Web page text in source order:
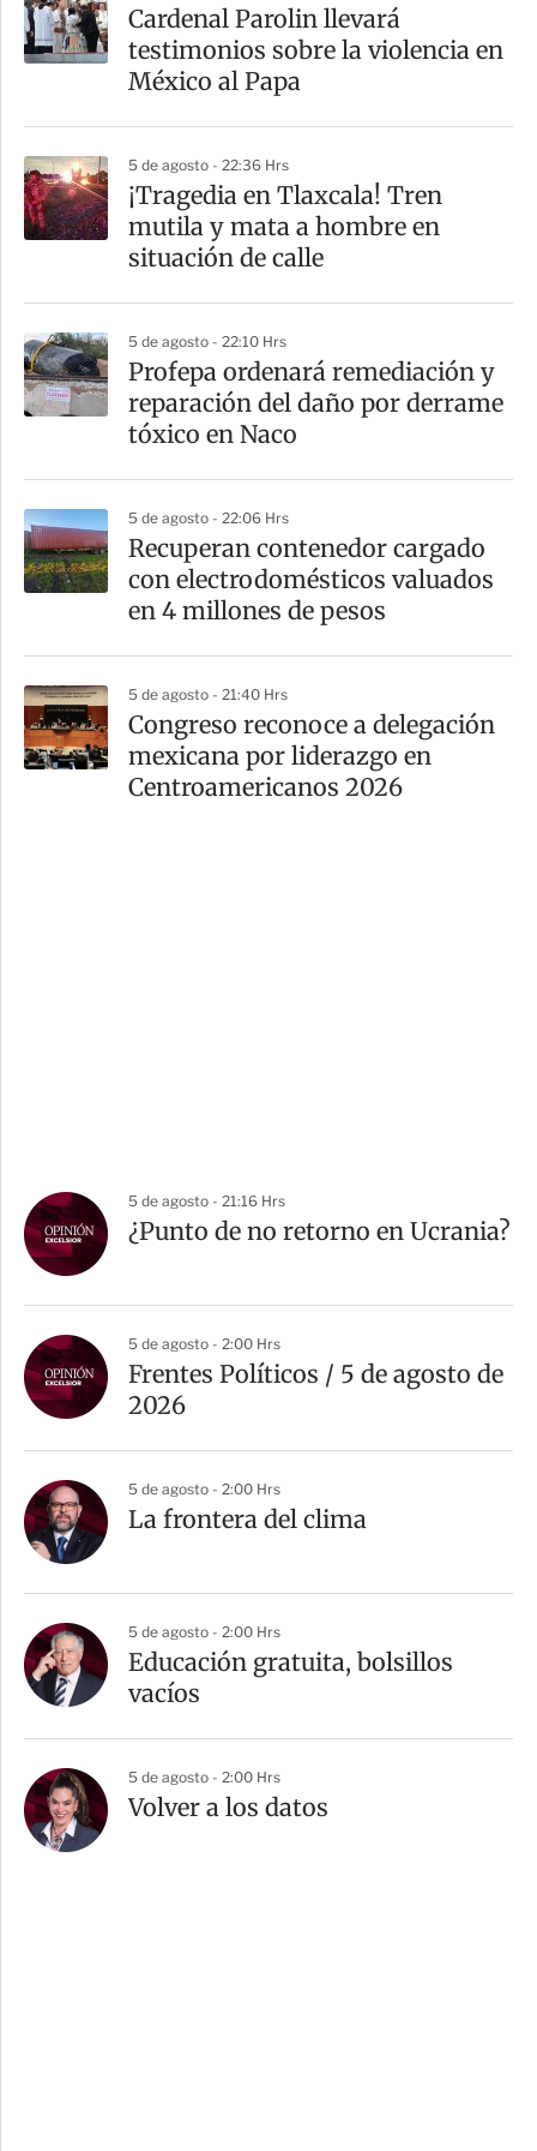
r
t
Cardenal Parolin llevará
testimonios sobre la violencia en
México al Papa
5 de agosto - 22:36 Hrs
¡Tragedia en Tlaxcala! Tren
mutila y mata a hombre en
situación de calle
5 de agosto - 22:10 Hrs
Profepa ordenará remediación y
reparación del daño por derrame
tóxico en Naco
5 de agosto - 22:06 Hrs
Recuperan contenedor cargado
con electrodomésticos valuados
en 4 millones de pesos
5 de agosto - 21:40 Hrs
Congreso reconoce a delegación
mexicana por liderazgo en
Centroamericanos 2026
5 de agosto - 21:16 Hrs
¿Punto de no retorno en Ucrania?
5 de agosto - 2:00 Hrs
Frentes Políticos / 5 de agosto de
2026
5 de agosto - 2:00 Hrs
La frontera del clima
5 de agosto - 2:00 Hrs
Educación gratuita, bolsillos
vacíos
5 de agosto - 2:00 Hrs
Volver a los datos